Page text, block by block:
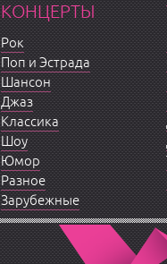
КОНЦЕРТЫ
Рок
Поп и Эстрада
Шансон
Джаз
Классика
Шоу
Юмор
Разное
Зарубежные